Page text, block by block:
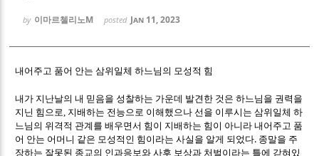
by 이마르첼리노M posted Jan 11, 2023
내어주고 품어 안는 삼위일체 하느님의 모성적 힘
내가 지난날의 내 믿음을 성찰하는 가운데 발견한 것은 하느님을 권력을
지닌 힘으로, 지배하는 전능으로 이해했으나 선을 이루시는 삼위일체 하
느님의 위격적 관계를 배우면서 힘이 지배하는 힘이 아니라 내어주고 품
어 안는 어머니 같은 모성적인 힘이라는 사실을 알게 되었다. 종말을 주
장하는 잘못된 종교의 인과응보와 사후 보상과 처벌이라는 틀에 갇혀있
Sketchbook5, 스케치북5
Sketchbook5, 스케치북5